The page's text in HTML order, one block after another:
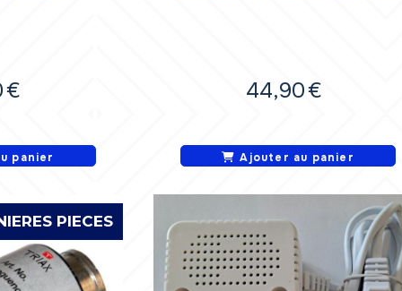
€
panier
44,90€
Ajouter au panier
PIECES